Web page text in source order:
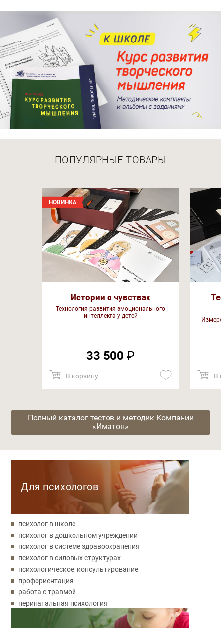
ПОПУЛЯРНЫЕ ТОВАРЫ
НОВИНКА
Истории о чувствах
Технология развития эмоционального
интеллекта у детей
33 500 ₽
В корзину В
Полный каталог тестов и методик Компании
«Иматон»
Для психологов
психолог в школе
психолог в дошкольном учреждении
психолог в системе здравоохранения
психолог в силовых структурах
психологическое консультирование
профориентация
работа с травмой
перинатальная психология